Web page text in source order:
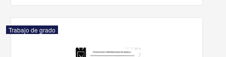
Trabajo de grado